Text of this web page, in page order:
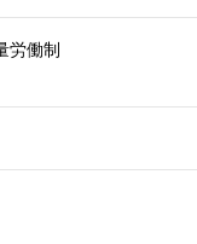
労働制